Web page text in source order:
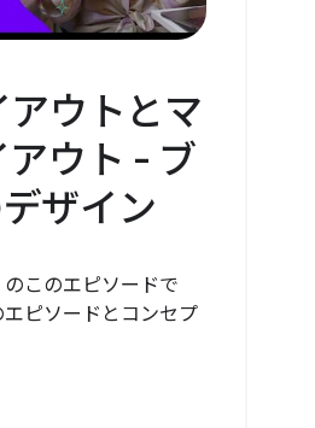
ウトとマ
ウト - ブ
ザイン
のこのエピソードで
ピソードとコンセプ